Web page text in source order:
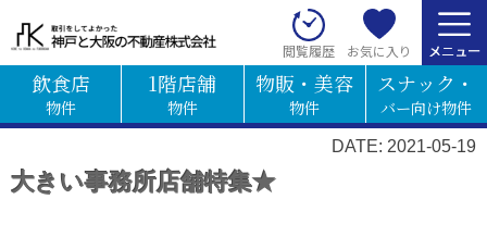
閲覧履歴 お気に入り
飲食店
物件
1階店舗
物件
物販・美容
物件
スナック・
バー向け物件
DATE: 2021-05-19
大きい事務所店舗特集★